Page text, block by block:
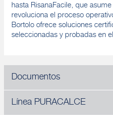
hasta RisanaFacile, que
revoluciona el proceso
Bortolo ofrece soluciones
seleccionadas y probadas en
Documentos
Línea PURACALCE